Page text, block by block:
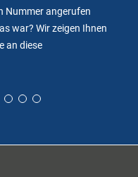
Nummer angerufen
war? Wir zeigen Ihnen
an diese